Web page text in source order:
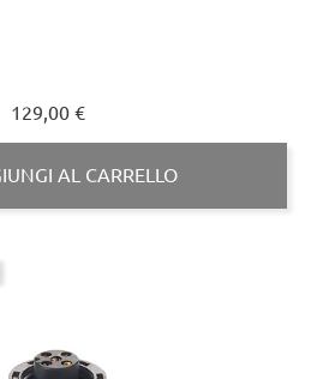
129,00 €Prezzo
AL CARRELLO